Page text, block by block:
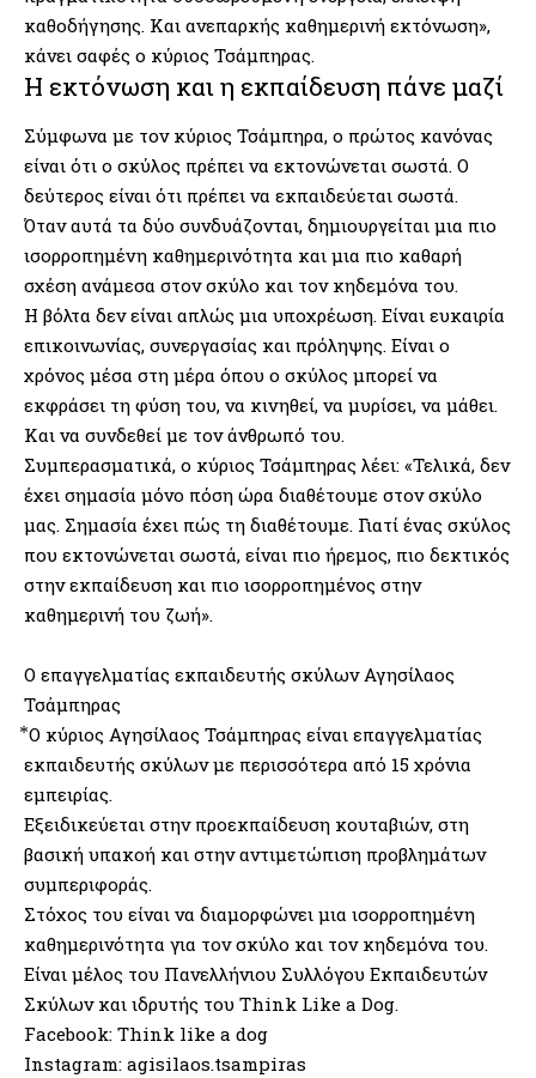
καθοδήγησης. Και ανεπαρκής καθημερινή εκτόνωση»,
κάνει σαφές ο κύριος Τσάμπηρας.
Η εκτόνωση και η εκπαίδευση πάνε μαζί
Σύμφωνα με τον κύριος Τσάμπηρα, ο πρώτος κανόνας
είναι ότι ο σκύλος πρέπει να εκτονώνεται σωστά. Ο
δεύτερος είναι ότι πρέπει να εκπαιδεύεται σωστά.
Όταν αυτά τα δύο συνδυάζονται, δημιουργείται μια πιο
ισορροπημένη καθημερινότητα και μια πιο καθαρή
σχέση ανάμεσα στον σκύλο και τον κηδεμόνα του.
Η βόλτα δεν είναι απλώς μια υποχρέωση. Είναι ευκαιρία
επικοινωνίας, συνεργασίας και πρόληψης. Είναι ο
χρόνος μέσα στη μέρα όπου ο σκύλος μπορεί να
εκφράσει τη φύση του, να κινηθεί, να μυρίσει, να μάθει.
Και να συνδεθεί με τον άνθρωπό του.
Συμπερασματικά, ο κύριος Τσάμπηρας λέει: «Τελικά, δεν
έχει σημασία μόνο πόση ώρα διαθέτουμε στον σκύλο
μας. Σημασία έχει πώς τη διαθέτουμε. Γιατί ένας σκύλος
που εκτονώνεται σωστά, είναι πιο ήρεμος, πιο δεκτικός
στην εκπαίδευση και πιο ισορροπημένος στην
καθημερινή του ζωή».
Ο επαγγελματίας εκπαιδευτής σκύλων Αγησίλαος
Τσάμπηρας
⃰ Ο κύριος Αγησίλαος Τσάμπηρας είναι επαγγελματίας
εκπαιδευτής σκύλων με περισσότερα από 15 χρόνια
εμπειρίας.
Εξειδικεύεται στην προεκπαίδευση κουταβιών, στη
βασική υπακοή και στην αντιμετώπιση προβλημάτων
συμπεριφοράς.
Στόχος του είναι να διαμορφώνει μια ισορροπημένη
καθημερινότητα για τον σκύλο και τον κηδεμόνα του.
Είναι μέλος του Πανελλήνιου Συλλόγου Εκπαιδευτών
Σκύλων και ιδρυτής του Think Like a Dog.
Facebook: Think like a dog
Instagram: agisilaos.tsampiras